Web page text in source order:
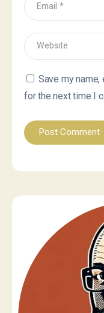
Save my
for the next time I